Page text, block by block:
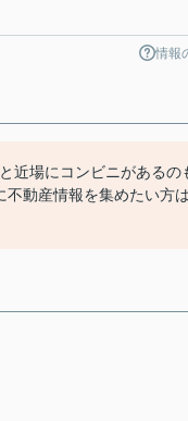
情報
近場にコンビニがあるの
動産情報を集めたい方は